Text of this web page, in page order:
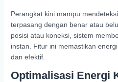
Perangkat kini mampu
terpasang dengan benar atau
posisi atau koneksi, sistem
instan. Fitur ini memastikan
dan efektif.
Optimalisasi Energi